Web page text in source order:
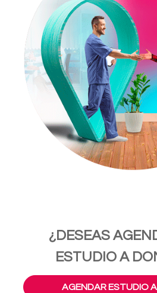
¿DESEAS
ESTUDIO A
AGENDAR ESTUDIO